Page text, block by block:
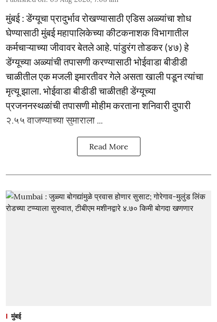
मुंबई : डेंग्यूचा प्रादुर्भाव रोखण्यासाठी एडिस अळ्यांचा शोध
घेण्यासाठी मुंबई महापालिकेच्या कीटकनाशक विभागातील
कर्मचाऱ्याच्या जीवावर बेतले आहे. पांडुरंग तोडकर (४७) हे
डेंग्यूच्या अळ्यांची तपासणी करण्यासाठी भोईवाडा बीडीडी
चाळीतील एक मजली इमारतीवर गेले असता खाली पडून त्यांचा
मृत्यू झाला. भोईवाडा बीडीडी चाळीतही डेंग्यूच्या
प्रजननस्थळांची तपासणी मोहीम करताना शनिवारी दुपारी
२.५५ वाजण्याच्या सुमाराला ...
Read More
मुंबई